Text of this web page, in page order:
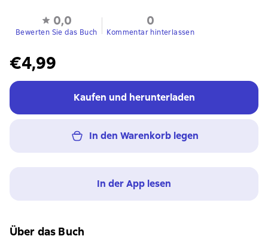
0,0
Bewerten Sie das Buch
0
Kommentar hinterlassen
€4,99
Kaufen und herunterladen
In den Warenkorb legen
In der App lesen
Über das Buch